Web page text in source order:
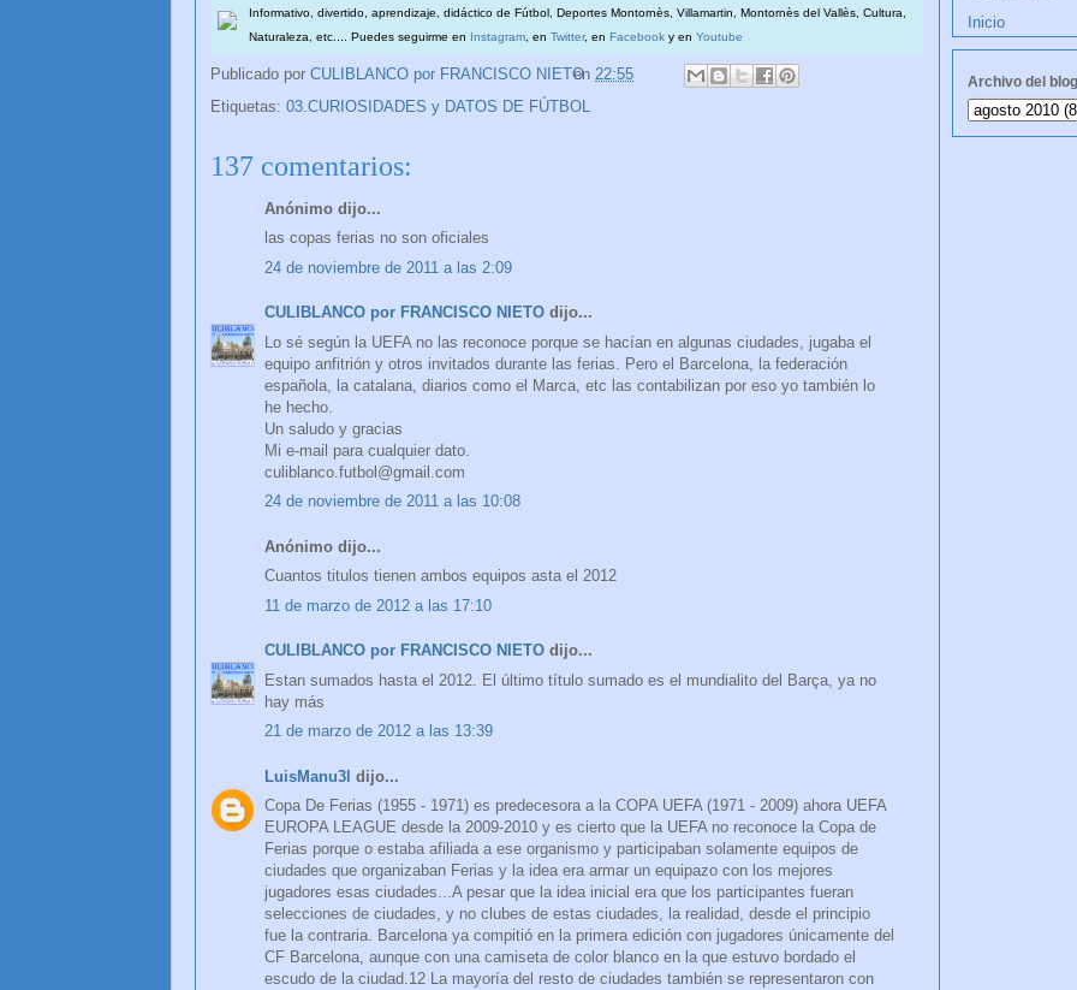
Informativo, divertido, aprendizaje, didáctico de Fútbol, Deportes Montornès, Villamartin, Montornès del Vallès, Cultura,
Naturaleza, etc.... Puedes seguirme en
Instagram, en Twitter, en Facebook y en Youtube
Publicado por CULIBLANCO por FRANCISCO NIETO
en 22:55
Etiquetas: 03.CURIOSIDADES y DATOS DE FÚTBOL
137 comentarios:
Anónimo dijo...
las copas ferias no son oficiales
24 de noviembre de 2011 a las 2:09
CULIBLANCO por FRANCISCO NIETO dijo...
Lo sé según la UEFA no las reconoce porque se hacían en algunas ciudades, jugaba el
equipo anfitrión y otros invitados durante las ferias. Pero el Barcelona, la federación
española, la catalana, diarios como el Marca, etc las contabilizan por eso yo también lo
he hecho.
Un saludo y gracias
Mi e-mail para cualquier dato.
culiblanco.futbol@gmail.com
24 de noviembre de 2011 a las 10:08
Anónimo dijo...
Cuantos titulos tienen ambos equipos asta el 2012
11 de marzo de 2012 a las 17:10
CULIBLANCO por FRANCISCO NIETO dijo...
Estan sumados hasta el 2012. El último título sumado es el mundialito del Barça, ya no
hay más
21 de marzo de 2012 a las 13:39
LuisManu3l dijo...
Copa De Ferias (1955 - 1971) es predecesora a la COPA UEFA (1971 - 2009) ahora UEFA
EUROPA LEAGUE desde la 2009-2010 y es cierto que la UEFA no reconoce la Copa de
Ferias porque o estaba afiliada a ese organismo y participaban solamente equipos de
ciudades que organizaban Ferias y la idea era armar un equipazo con los mejores
jugadores esas ciudades...A pesar que la idea inicial era que los participantes fueran
selecciones de ciudades, y no clubes de estas ciudades, la realidad, desde el principio
fue la contraria. Barcelona ya compitió en la primera edición con jugadores únicamente del
CF Barcelona, aunque con una camiseta de color blanco en la que estuvo bordado el
escudo de la ciudad.12 La mayoría del resto de ciudades también se representaron con
Inicio
Archivo del blog